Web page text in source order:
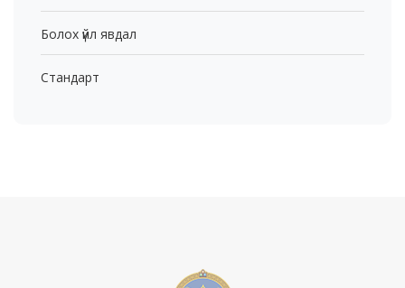
Болох үйл явдал
Стандарт